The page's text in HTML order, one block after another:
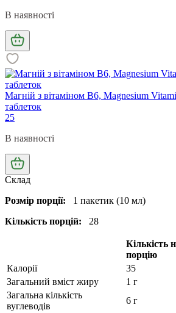
В наявності
Магній з вітаміном В6, Magnesium
таблеток
25
В наявності
Склад
Розмір порції:
1 пакетик (10 мл)
Кількість порцій:
28
Кількість
порцію
Калорії
35
Загальний вміст жиру
1 г
Загальна кількість
вуглеводів
6 г